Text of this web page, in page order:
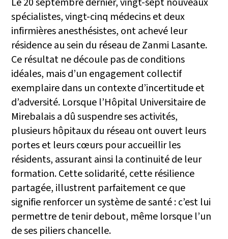
spécialistes, vingt-cinq médecins et deux
infirmières anesthésistes, ont achevé leur
résidence au sein du réseau de Zanmi Lasante.
Ce résultat ne découle pas de conditions
idéales, mais d’un engagement collectif
exemplaire dans un contexte d’incertitude et
d’adversité. Lorsque l’Hôpital Universitaire de
Mirebalais a dû suspendre ses activités,
plusieurs hôpitaux du réseau ont ouvert leurs
portes et leurs cœurs pour accueillir les
résidents, assurant ainsi la continuité de leur
formation. Cette solidarité, cette résilience
partagée, illustrent parfaitement ce que
signifie renforcer un système de santé : c’est lui
permettre de tenir debout, même lorsque l’un
de ses piliers chancelle.